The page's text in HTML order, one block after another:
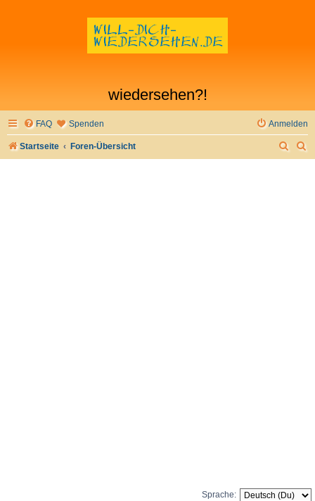
wiedersehen?!
FAQ Spenden Anmelden
Startseite Foren-Übersicht
Sprache: